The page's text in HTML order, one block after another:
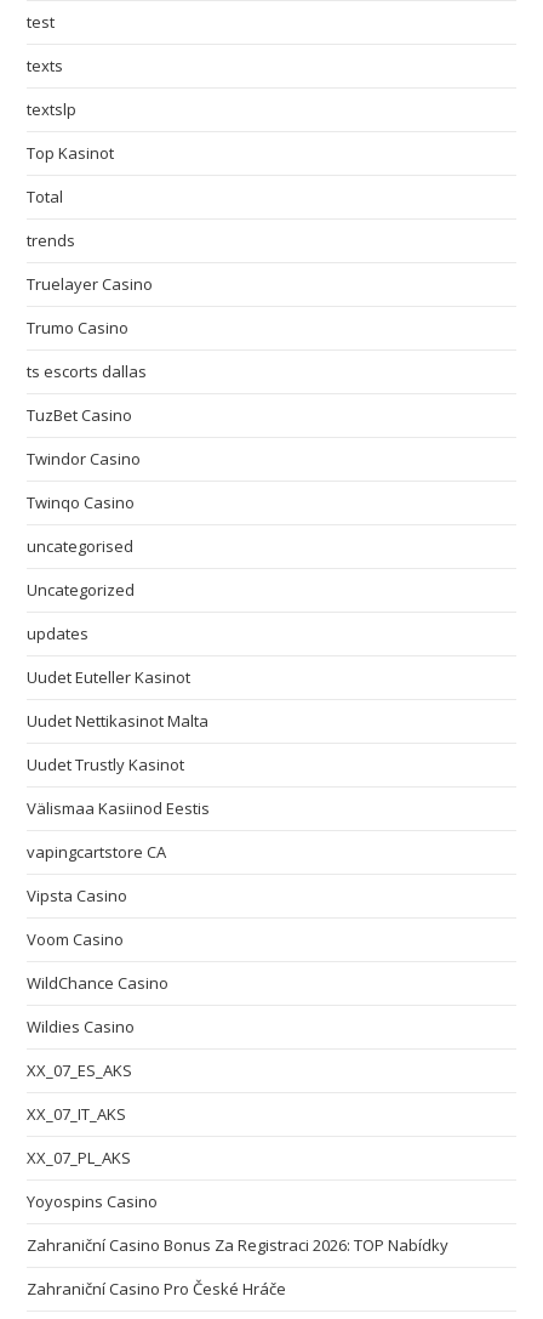
test
texts
textslp
Top Kasinot
Total
trends
Truelayer Casino
Trumo Casino
ts escorts dallas
TuzBet Casino
Twindor Casino
Twinqo Casino
uncategorised
Uncategorized
updates
Uudet Euteller Kasinot
Uudet Nettikasinot Malta
Uudet Trustly Kasinot
Välismaa Kasiinod Eestis
vapingcartstore CA
Vipsta Casino
Voom Casino
WildChance Casino
Wildies Casino
XX_07_ES_AKS
XX_07_IT_AKS
XX_07_PL_AKS
Yoyospins Casino
Zahraniční Casino Bonus Za Registraci 2026: TOP Nabídky
Zahraniční Casino Pro České Hráče